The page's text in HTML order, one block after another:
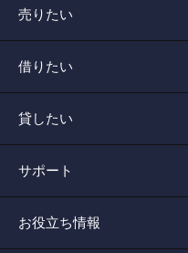
売りたい
借りたい
貸したい
サポート
お役立ち情報